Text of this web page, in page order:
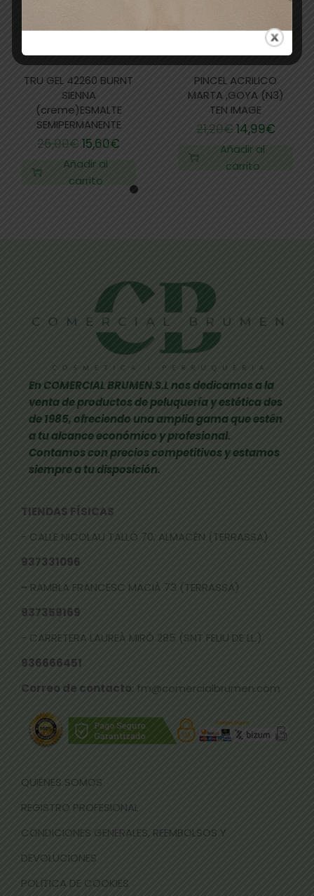
TRU GEL 42260 BURNT
SIENNA
(creme)ESMALTE
SEMIPERMANENTE
26,00€15,60€
Añadir al
carrito
PINCEL ACRILICO
MARTA ,GOYA (N3)
TEN IMAGE
21,20€14,99€
Añadir al
carrito
En COMERCIAL BRUMEN.S.L nos dedicamos a la
venta de productos de peluquería y estética des
de 1985, ofreciendo una amplia gama que estén
a tu alcance económico y profesional.
Contamos con precios competitivos y estamos
siempre a tu disposición.
TIENDAS FÍSICAS
- CALLE NICOLAU TALLÓ 70, ALMACÉN (TERRASSA)
937331096
- RAMBLA FRANCESC MACIÀ 73 (TERRASSA)
937359169
- CARRETERA LAUREÀ MIRÓ 285 (SNT FELIU DE LL.)
936666451
Correo de contacto: fm@comercialbrumen.com
QUIÉNES SOMOS
REGISTRO PROFESIONAL
CONDICIONES GENERALES, REEMBOLSOS Y
DEVOLUCIONES
POLÍTICA DE COOKIES